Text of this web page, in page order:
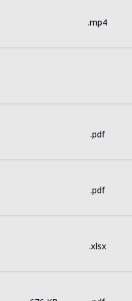
.mp4
.pdf
.pdf
.xlsx